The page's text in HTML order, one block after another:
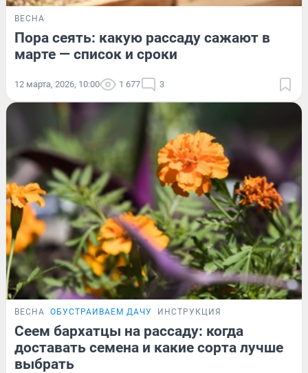
ВЕСНА
Пора сеять: какую рассаду сажают в
марте — список и сроки
12 марта, 2026, 10:00 1 677 3
ВЕСНА ОБУСТРАИВАЕМ ДАЧУ ИНСТРУКЦИЯ
Сеем бархатцы на рассаду: когда
доставать семена и какие сорта лучше
выбрать